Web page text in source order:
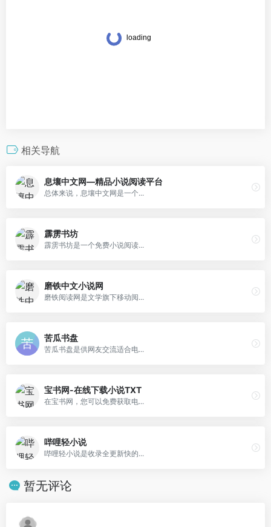
相关导航
息壤中文网—精品小说阅读平台
总体来说，息壤中文网是一个...
霹雳书坊
霹雳书坊是一个免费小说阅读...
磨铁中文小说网
磨铁阅读网是文学旗下移动阅...
苦瓜书盘
苦瓜书盘是供网友交流适合电...
宝书网-在线下载小说TXT
在宝书网，您可以免费获取电...
哔哩轻小说
哔哩轻小说是收录全更新快的...
暂无评论